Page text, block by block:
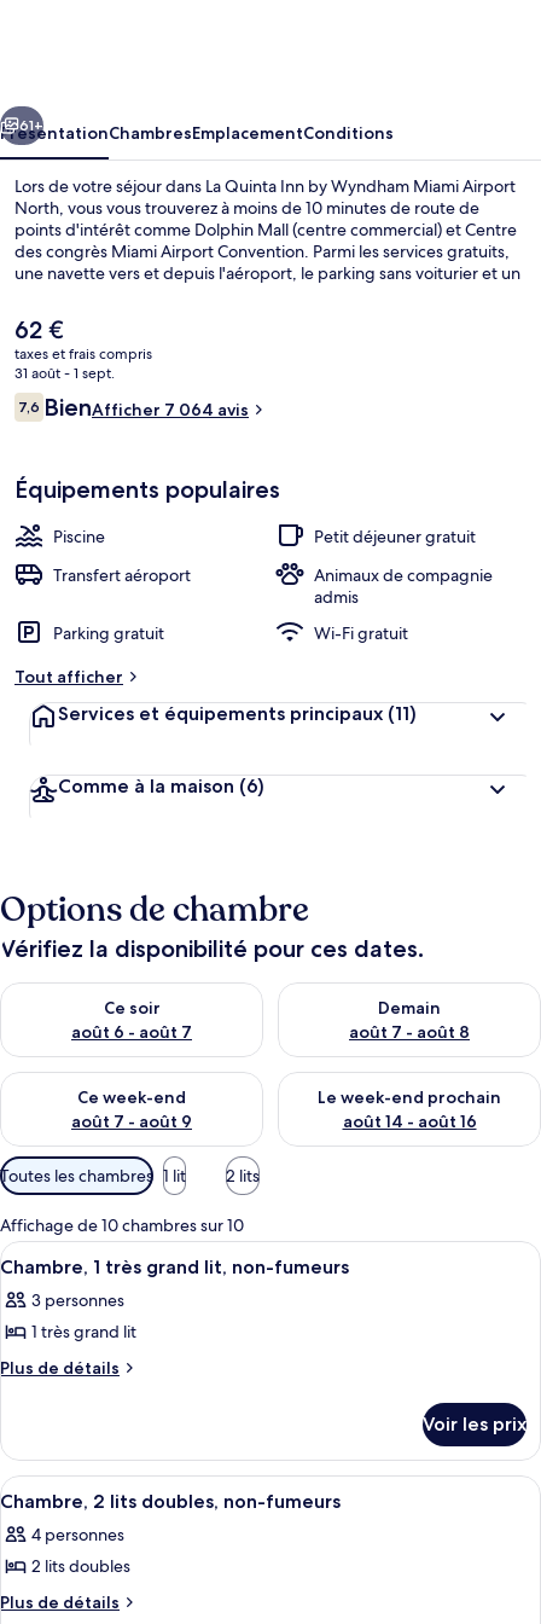
Wyndham
Miami
Airport
North
Suivant
61+
PrésentationChambresEmplacementConditions
Lors de votre séjour dans La Quinta Inn by Wyndham Miami Airport
North, vous vous trouverez à moins de 10 minutes de route de
points d'intérêt comme Dolphin Mall (centre commercial) et Centre
des congrès Miami Airport Convention. Parmi les services gratuits,
une navette vers et depuis l'aéroport, le parking sans voiturier et un
09 h 00. En voiture depuis l'hébergement, vous aurez également
vite rejoint des sites comme Miami International Mall (centre
commercial) et Florida International University. Les autres voyageurs
ne tarissent pas d'éloges en ce qui concerne la literie de qualité et le
personnel attentionné.
Le
prix
actuel
est
de
62 €
taxes et frais compris
31 août - 1 sept.
Avis
voyageurs
7,67,6 sur 10
BienAfficher 7 064 avis
Équipements populaires
Piscine
Petit déjeuner gratuit
Transfert aéroport
Animaux de compagnie
admis
Parking gratuit
Wi-Fi gratuit
Tout afficher
Services et équipements principaux (11)
Comme à la maison (6)
Options de chambre
Vérifiez la disponibilité pour ces dates.
Ce soir
août 6 - août 7
Vérifier la disponibilité pour ce soir août 6 - août 7
Demain
août 7 - août 8
Vérifier la disponibilité pour
Ce week-end
août 7 - août 9
Vérifier la disponibilité pour ce week-end août 7 - août 9
Le week-end prochain
août 14 - août 16
Vérifier la disponibilité pour
Filtres
disponibles
pour
les
chambres
Toutes les chambres 1 lit 2 lits
Affichage de 10 chambres sur 10
Afficher
toutes
les
photos
pour
de
chambre :
Chambre,
1
très
lit,
Une chambre d’hôtel comprenant
7
Chambre, 1 très grand lit, non-fumeurs
3 personnes
1 très grand lit
Plus de détails
Plus
le
type
de
Chambre,
grand
Voir les prix
Afficher
toutes
les
photos
pour
Une chambre d’hôtel avec deux lits,
7
Chambre, 2 lits doubles, non-fumeurs
4 personnes
2 lits doubles
Plus de détails
Plus